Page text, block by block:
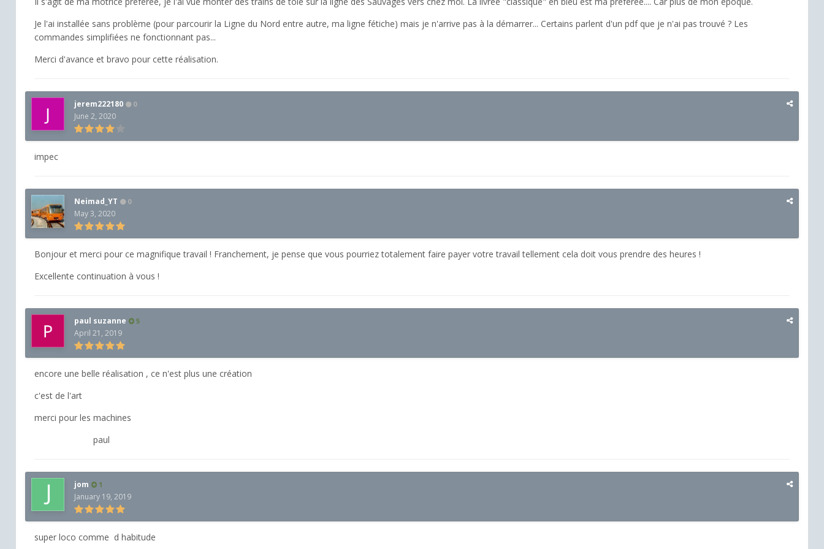
Je l'ai installée sans problème (pour parcourir la Ligne du Nord entre autre, ma ligne fétiche) mais je n'arrive pas à la démarrer... Certains parlent d'un pdf que je n'ai pas trouvé ? Les
commandes simplifiées ne fonctionnant pas...
Merci d'avance et bravo pour cette réalisation.
jerem222180 0
June 2, 2020
impec
Neimad_YT 0
May 3, 2020
Bonjour et merci pour ce magnifique travail ! Franchement, je pense que vous pourriez totalement faire payer votre travail tellement cela doit vous prendre des heures !
Excellente continuation à vous !
paul suzanne 5
April 21, 2019
encore une belle réalisation , ce n'est plus une création
c'est de l'art
merci pour les machines
paul
jom 1
January 19, 2019
super loco comme d habitude